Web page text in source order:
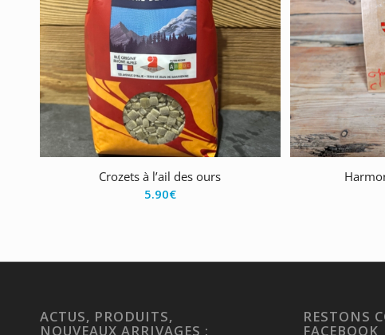
Crozets à l’ail des ours
5.90€
ACTUS, PRODUITS,
NOUVEAUX ARRIVAGES :
RESTONS
FACEBOOK